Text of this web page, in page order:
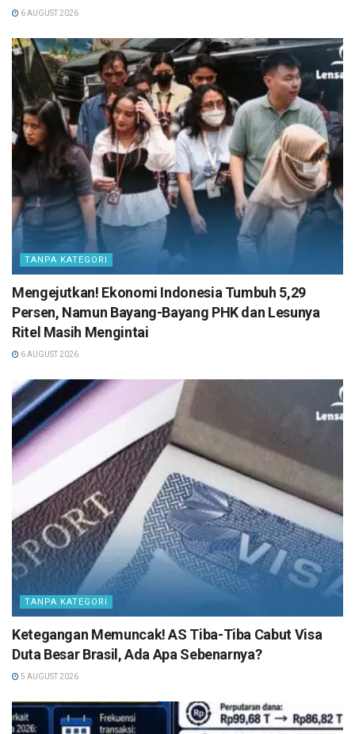
6 AUGUST 2026
TANPA KATEGORI
Mengejutkan! Ekonomi Indonesia Tumbuh 5,29
Persen, Namun Bayang-Bayang PHK dan Lesunya
Ritel Masih Mengintai
6 AUGUST 2026
TANPA KATEGORI
Ketegangan Memuncak! AS Tiba-Tiba Cabut Visa
Duta Besar Brasil, Ada Apa Sebenarnya?
5 AUGUST 2026